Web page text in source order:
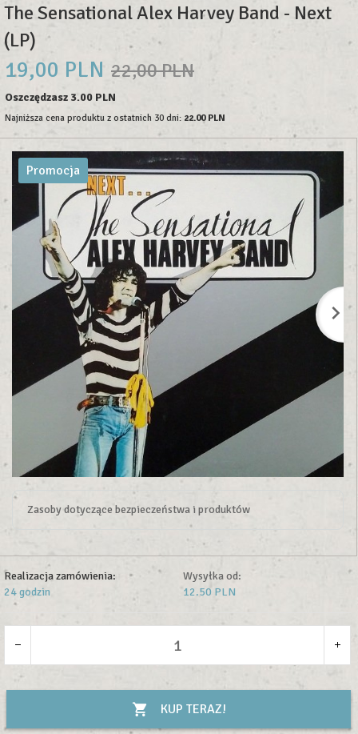
The Sensational Alex Harvey Band - Next
(LP)
19,00 PLN 22,00 PLN
Oszczędzasz 3.00 PLN
Najniższa cena produktu z ostatnich 30 dni: 22.00 PLN
Promocja
Zasoby dotyczące bezpieczeństwa i produktów
Realizacja zamówienia:
24 godzin
Wysyłka od:
12.50 PLN
KUP TERAZ!